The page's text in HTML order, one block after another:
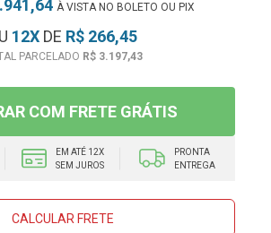
À VISTA NO BOLETO OU PIX
12X DE R$ 266,45
R$ 3.197,43
COM FRETE GRÁTIS
EM ATÉ 12X
SEM JUROS
PRONTA
ENTREGA
CALCULAR FRETE